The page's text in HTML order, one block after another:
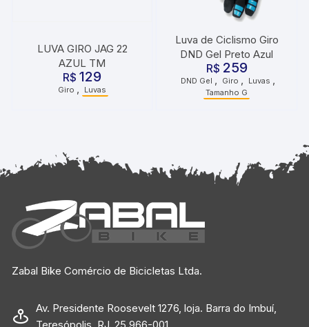
LUVA GIRO JAG 22
AZUL TM
R$ 129
Giro Luvas
Luva de Ciclismo Giro
DND Gel Preto Azul
R$ 259
DND Gel Giro Luvas
Tamanho G
Zabal Bike Comércio de Bicicletas Ltda.
Av. Presidente Roosevelt 1276, loja. Barra do Imbuí,